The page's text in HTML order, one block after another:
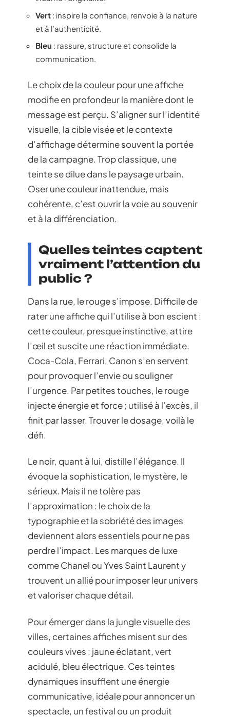
Vert : inspire la confiance, renvoie à la nature
et à l’authenticité.
Bleu : rassure, structure et consolide la
communication.
Le choix de la couleur pour une affiche
modifie en profondeur la manière dont le
message est perçu. S’aligner sur l’identité
visuelle, la cible visée et le contexte
d’affichage détermine souvent la portée
de la campagne. Trop classique, une
teinte se dilue dans le paysage urbain.
Oser une couleur inattendue, mais
cohérente, c’est ouvrir la voie au souvenir
et à la différenciation.
Quelles teintes captent
vraiment l’attention du
public ?
Dans la rue, le rouge s’impose. Difficile de
rater une affiche qui l’utilise à bon escient :
cette couleur, presque instinctive, attire
l’œil et suscite une réaction immédiate.
Coca-Cola, Ferrari, Canon s’en servent
pour provoquer l’envie ou souligner
l’urgence. Par petites touches, le rouge
injecte énergie et force ; utilisé à l’excès, il
finit par lasser. Trouver le dosage, voilà le
défi.
Le noir, quant à lui, distille l’élégance. Il
évoque la sophistication, le mystère, le
sérieux. Mais il ne tolère pas
l’approximation : le choix de la
typographie et la sobriété des images
deviennent alors essentiels pour ne pas
perdre l’impact. Les marques de luxe
comme Chanel ou Yves Saint Laurent y
trouvent un allié pour imposer leur univers
et valoriser chaque détail.
Pour émerger dans la jungle visuelle des
villes, certaines affiches misent sur des
couleurs vives : jaune éclatant, vert
acidulé, bleu électrique. Ces teintes
dynamiques insufflent une énergie
communicative, idéale pour annoncer un
spectacle, un festival ou un produit